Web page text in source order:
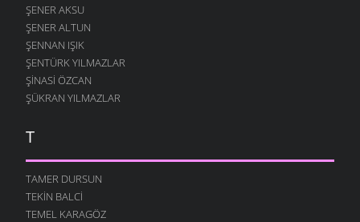
ŞENER AKSU
ŞENER ALTUN
ŞENNAN IŞIK
ŞENTÜRK YILMAZLAR
ŞINASI ÖZCAN
ŞÜKRAN YILMAZLAR
T
TAMER DURSUN
TEKIN BALCI
TEMEL KARAGÖZ